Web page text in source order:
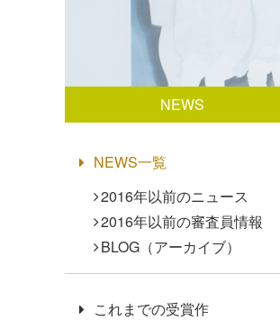
NEWS
NEWS一覧
2016年以前のニュース
2016年以前の審査員情報
BLOG（アーカイブ）
これまでの受賞作